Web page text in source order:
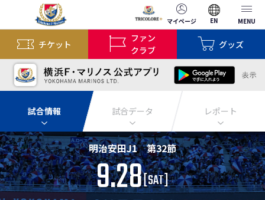
マイページ EN MENU
チケット
ファン
クラブ
グッズ
試合情報 試合データ レポート
明治安田J1 第32節
9.28[SAT]